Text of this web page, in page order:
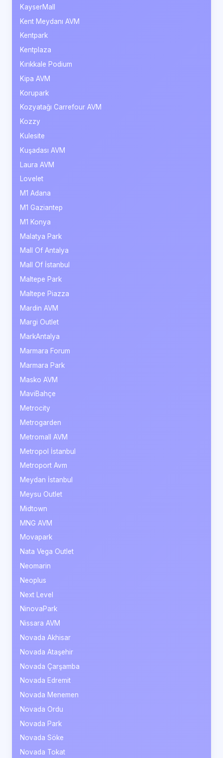
KayserMall
Kent Meydanı AVM
Kentpark
Kentplaza
Kırıkkale Podium
Kipa AVM
Korupark
Kozyatağı Carrefour AVM
Kozzy
Kulesite
Kuşadası AVM
Laura AVM
Lovelet
M1 Adana
M1 Gaziantep
M1 Konya
Malatya Park
Mall Of Antalya
Mall Of İstanbul
Maltepe Park
Maltepe Piazza
Mardin AVM
Margi Outlet
MarkAntalya
Marmara Forum
Marmara Park
Masko AVM
MaviBahçe
Metrocity
Metrogarden
Metromall AVM
Metropol İstanbul
Metroport Avm
Meydan İstanbul
Meysu Outlet
Midtown
MNG AVM
Movapark
Nata Vega Outlet
Neomarin
Neoplus
Next Level
NinovaPark
Nissara AVM
Novada Akhisar
Novada Ataşehir
Novada Çarşamba
Novada Edremit
Novada Menemen
Novada Ordu
Novada Park
Novada Söke
Novada Tokat